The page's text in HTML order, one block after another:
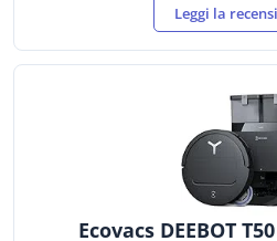
Leggi la
Ecovacs DEEBOT